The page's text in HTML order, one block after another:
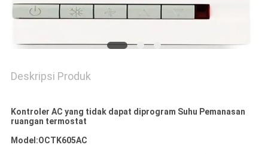
Deskripsi Produk
Kontroler AC yang tidak dapat diprogram Suhu Pemanasan
ruangan termostat
Model:OCTK605AC